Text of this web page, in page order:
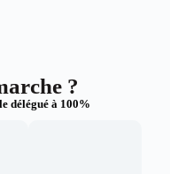
?
délégué à 100%